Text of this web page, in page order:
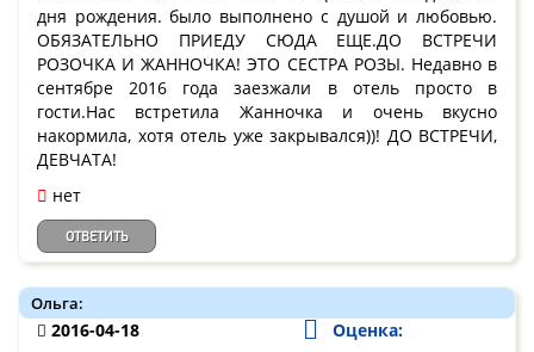
дня рождения. было выполнено с душой и любовью.
ОБЯЗАТЕЛЬНО ПРИЕДУ СЮДА ЕЩЕ.ДО ВСТРЕЧИ
РОЗОЧКА И ЖАННОЧКА! ЭТО СЕСТРА РОЗЫ. Недавно в
сентябре 2016 года заезжали в отель просто в
гости.Нас встретила Жанночка и очень вкусно
накормила, хотя отель уже закрывался))! ДО ВСТРЕЧИ,
ДЕВЧАТА!
нет
ОТВЕТИТЬ
Ольга:
2016-04-18
Оценка: